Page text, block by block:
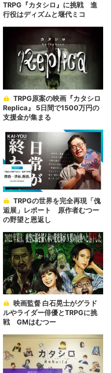
TRPG『カタシロ』に挑戦 進
行役はディズムと堰代ミコ
Replica』 5日間で1500万円の
支援金が集まる
逅展」レポート 原作者むつー
の野望と恩返し
ルやライダー俳優とTRPGに挑
戦 GMはむつー